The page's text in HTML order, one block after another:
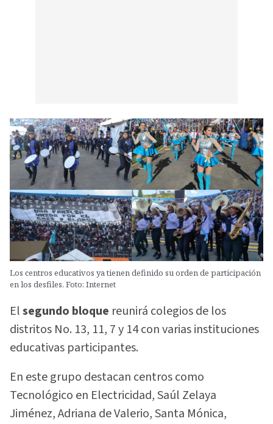
Los centros educativos ya tienen definido su orden de participación
en los desfiles. Foto: Internet
Elsegundo bloque reunirá colegios de los
distritos No. 13, 11, 7 y 14 con varias instituciones
educativas participantes.
En este grupo destacan centros como
Tecnológico en Electricidad, Saúl Zelaya
Jiménez, Adriana de Valerio, Santa Mónica,